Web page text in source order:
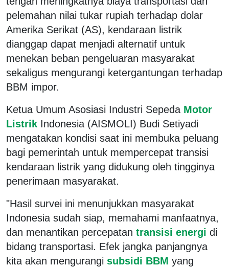
pelemahan nilai tukar rupiah terhadap dolar
Amerika Serikat (AS), kendaraan listrik
dianggap dapat menjadi alternatif untuk
menekan beban pengeluaran masyarakat
sekaligus mengurangi ketergantungan terhadap
BBM impor.
Ketua Umum Asosiasi Industri Sepeda Motor
Listrik Indonesia (AISMOLI) Budi Setiyadi
mengatakan kondisi saat ini membuka peluang
bagi pemerintah untuk mempercepat transisi
kendaraan listrik yang didukung oleh tingginya
penerimaan masyarakat.
"Hasil survei ini menunjukkan masyarakat
Indonesia sudah siap, memahami manfaatnya,
dan menantikan percepatan transisi energi di
bidang transportasi. Efek jangka panjangnya
kita akan mengurangi subsidi BBM yang